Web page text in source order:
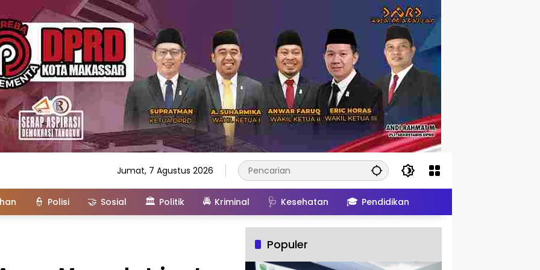
Jumat, 7 Agustus 2026
👮 Polisi 🤝 Sosial 🏛️ Politik 🚔 Kriminal 🩺 Kesehatan 🎓 Pendidikan
Populer